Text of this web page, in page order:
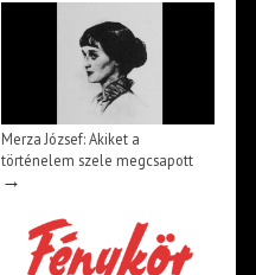
Merza József: Akiket a
történelem szele megcsapott
→